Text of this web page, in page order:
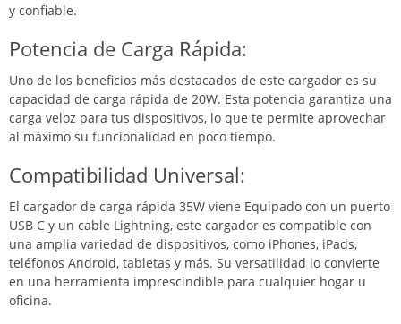
y confiable.
Potencia de Carga Rápida:
Uno de los beneficios más destacados de este cargador es su
capacidad de carga rápida de 20W. Esta potencia garantiza una
carga veloz para tus dispositivos, lo que te permite aprovechar
al máximo su funcionalidad en poco tiempo.
Compatibilidad Universal:
El cargador de carga rápida 35W viene Equipado con un puerto
USB C y un cable Lightning, este cargador es compatible con
una amplia variedad de dispositivos, como iPhones, iPads,
teléfonos Android, tabletas y más. Su versatilidad lo convierte
en una herramienta imprescindible para cualquier hogar u
oficina.